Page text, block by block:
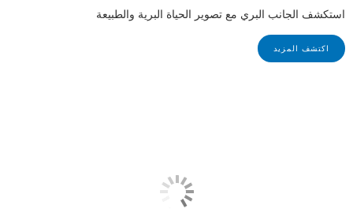
استكشف الجانب البري مع تصوير الحياة البرية والطبيعة
اكتشف المزيد